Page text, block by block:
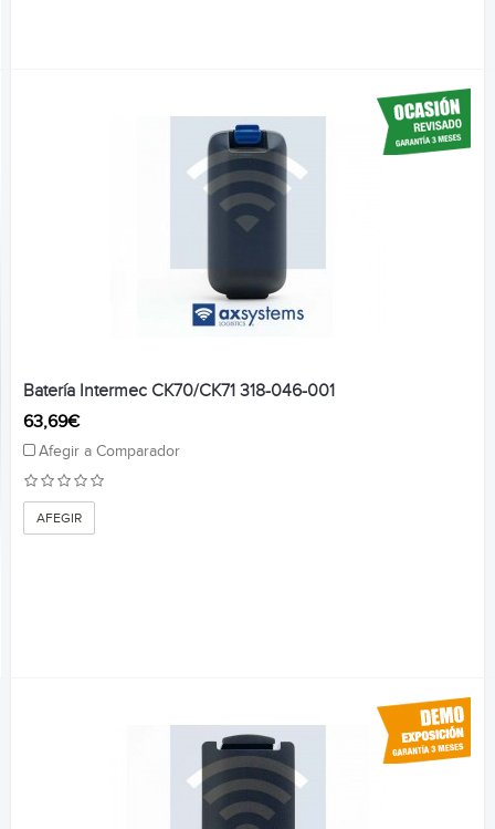
Batería Intermec CK70/CK71 318-046-001
63,69€
Afegir a Comparador
AFEGIR